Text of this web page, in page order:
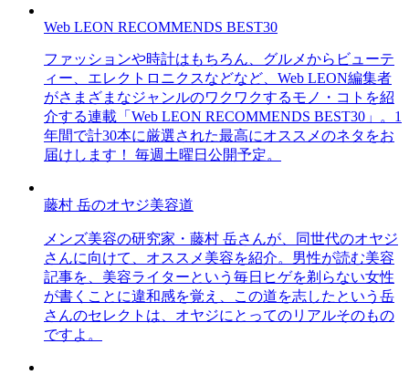
Web LEON RECOMMENDS BEST30
ファッションや時計はもちろん、グルメからビューテ
ィー、エレクトロニクスなどなど、Web LEON編集者
がさまざまなジャンルのワクワクするモノ・コトを紹
介する連載「Web LEON RECOMMENDS BEST30」。1
年間で計30本に厳選された最高にオススメのネタをお
届けします！ 毎週土曜日公開予定。
藤村 岳のオヤジ美容道
メンズ美容の研究家・藤村 岳さんが、同世代のオヤジ
さんに向けて、オススメ美容を紹介。男性が読む美容
記事を、美容ライターという毎日ヒゲを剃らない女性
が書くことに違和感を覚え、この道を志したという岳
さんのセレクトは、オヤジにとってのリアルそのもの
ですよ。